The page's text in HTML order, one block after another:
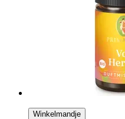
Winkelmandje